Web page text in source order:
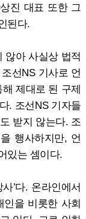
진 대표 또한 그
된다.
않아 사실상 법적
선NS 기사로 언
제대로 된 구제
. 조선NS 기자들
받지 않는다. 조
행사하지만, 언
있는 셈이다.
’다. 온라인에서
을 비롯한 사회